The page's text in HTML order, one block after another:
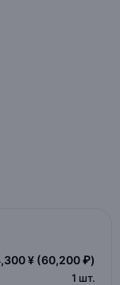
¥ (60,200 ₽)
1 шт.